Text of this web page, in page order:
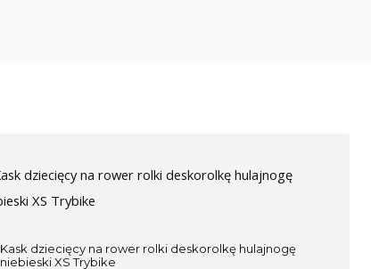
Kask dziecięcy na rower rolki deskorolkę hulajnogę
niebieski XS Trybike